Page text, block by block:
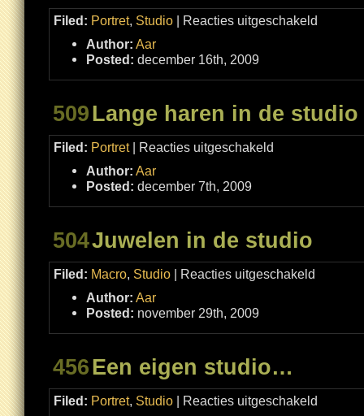
Filed: Portret, Studio | Reacties uitgeschakeld
Author: Aar
Posted: december 16th, 2009
509Lange haren in de studio
Filed: Portret| Reacties uitgeschakeld
Author: Aar
Posted: december 7th, 2009
504Juwelen in de studio
Filed: Macro, Studio | Reacties uitgeschakeld
Author: Aar
Posted: november 29th, 2009
456Een eigen studio…
Filed: Portret, Studio | Reacties uitgeschakeld